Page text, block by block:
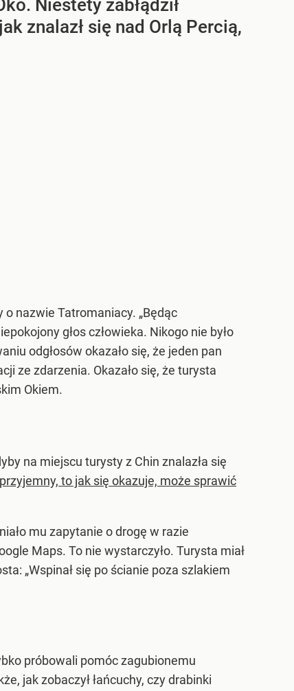
Niestety zabłądził
znalazł się nad Orlą Percią,
nazwie Tatromaniacy. „Będąc
głos człowieka. Nikogo nie było
odgłosów okazało się, że jeden pan
ze zdarzenia. Okazało się, że turysta
Okiem.
na miejscu turysty z Chin znalazła się
to jak się okazuje, może sprawić
mu zapytanie o drogę w razie
Maps. To nie wystarczyło. Turysta miał
„Wspinał się po ścianie poza szlakiem
próbowali pomóc zagubionemu
jak zobaczył łańcuchy, czy drabinki